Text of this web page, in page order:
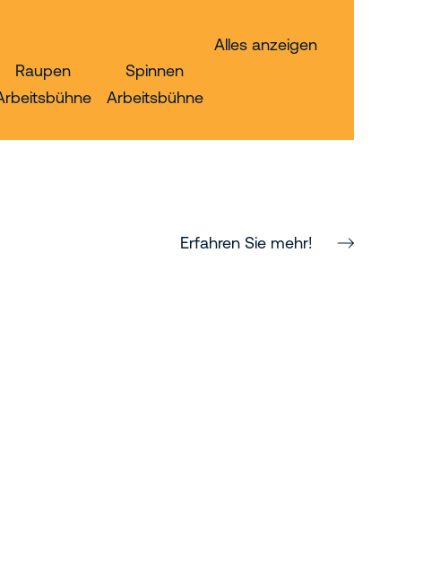
Raupen
Spinnen
Arbeitsbühne
Alles anzeigen
Erfahren Sie mehr!